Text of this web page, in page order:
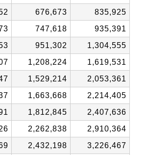
676,673
835,925
747,618
935,391
951,302
1,304,555
1,208,224
1,619,531
1,529,214
2,053,361
1,663,668
2,214,405
1,812,845
2,407,636
2,262,838
2,910,364
2,432,198
3,226,467